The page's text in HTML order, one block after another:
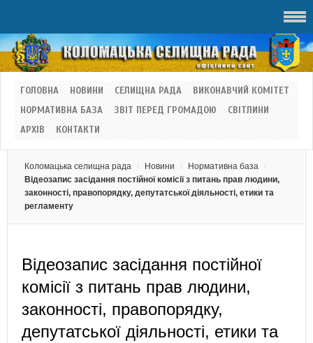
ГОЛОВНА НОВИНИ СЕЛИЩНА РАДА
ВИКОНАВЧИЙ КОМІТЕТ
НОРМАТИВНА БАЗА
ЗВІТ ПЕРЕД ГРОМАДОЮ
СВІТЛИНИ
АРХІВ
КОНТАКТИ
Коломацька селищна рада Новини
Нормативна база
Відеозапис засідання постійної комісії з питань прав людини,
законності, правопорядку, депутатської діяльності, етики та
регламенту
Відеозапис засідання постійної
комісії з питань прав людини,
законності, правопорядку,
депутатської діяльності, етики та